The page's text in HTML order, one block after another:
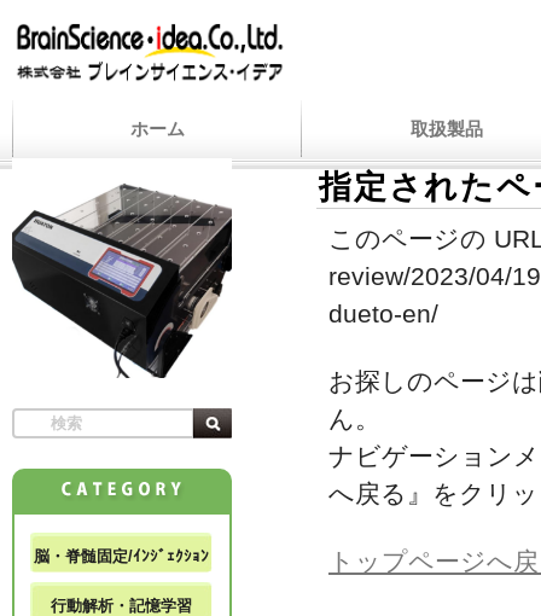
ホーム 取扱製品
指定された
このページの
review/2023/04/
dueto-en/
お探しのページ
ん。
ナビゲーション
へ戻る』をクリ
トップページへ
脳・脊髄固定/ｲﾝｼﾞｪｸｼｮﾝ
行動解析・記憶学習